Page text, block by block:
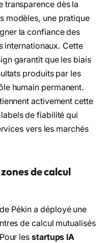
transparence dès la
modèles, une pratique
la confiance des
internationaux. Cette
garantit que les biais
produits par les
humain permanent.
activement cette
de fiabilité qui
vers les marchés
de calcul
Pékin a déployé une
de calcul mutualisés
les startups IA